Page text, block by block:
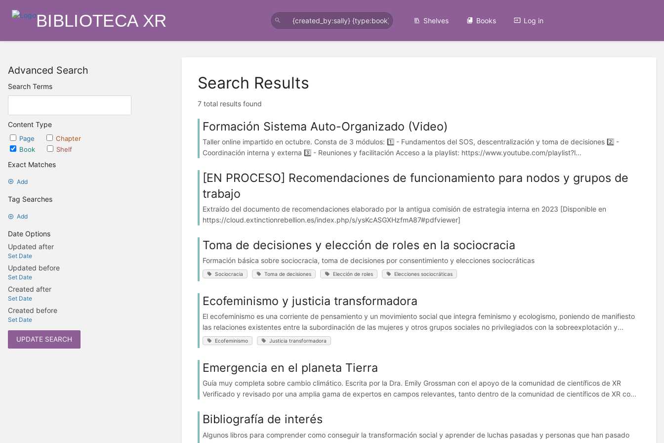
BIBLIOTECA XR Shelves Books Log in
Advanced Search
Search Terms
Content Type
Page
Chapter
Book
Shelf
Exact Matches
Add
Tag Searches
Add
Date Options
Updated after
Set Date
Updated before
Set Date
Created after
Set Date
Created before
Set Date
UPDATE SEARCH
Search Results
7 total results found
Formación Sistema Auto-Organizado (Video)
Taller online impartido en octubre. Consta de 3 módulos: 1️⃣ - Fundamentos del SOS, descentralización y toma de decisiones 2️⃣ -
Coordinación interna y externa 3️⃣ - Reuniones y facilitación Acceso a la playlist: https://www.youtube.com/playlist?l...
[EN PROCESO] Recomendaciones de funcionamiento para nodos y grupos de
trabajo
Extraído del documento de recomendaciones elaborado por la antigua comisión de estrategia interna en 2023 [Disponible en
https://cloud.extinctionrebellion.es/index.php/s/ysKcASGXHzfmA87#pdfviewer]
Toma de decisiones y elección de roles en la sociocracia
Formación básica sobre sociocracia, toma de decisiones por consentimiento y elecciones sociocráticas
Sociocracia Toma de decisiones Elección de roles Elecciones sociocráticas
Ecofeminismo y justicia transformadora
El ecofeminismo es una corriente de pensamiento y un movimiento social que integra feminismo y ecologismo, poniendo de manifiesto
las relaciones existentes entre la subordinación de las mujeres y otros grupos sociales no privilegiados con la sobreexplotación y...
Ecofeminismo Justicia transformadora
Emergencia en el planeta Tierra
Guía muy completa sobre cambio climático. Escrita por la Dra. Emily Grossman con el apoyo de la comunidad de científicos de XR
Verificado y revisado por una amplia gama de expertos en campos relevantes, tanto dentro de la comunidad de científicos de XR co...
Bibliografía de interés
Algunos libros para comprender como conseguir la transformación social y aprender de luchas pasadas y personas que han pasado